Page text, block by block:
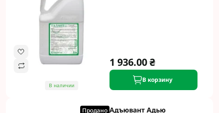
В наличии
1 936.00 ₴
В корзину
Продано Адъювант Адью